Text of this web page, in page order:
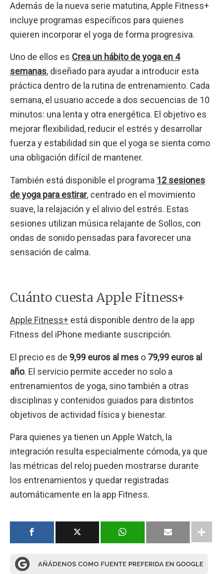
Además de la nueva serie matutina, Apple Fitness+
incluye programas específicos para quienes
quieren incorporar el yoga de forma progresiva.
Uno de ellos es Crea un hábito de yoga en 4
semanas, diseñado para ayudar a introducir esta
práctica dentro de la rutina de entrenamiento. Cada
semana, el usuario accede a dos secuencias de 10
minutos: una lenta y otra energética. El objetivo es
mejorar flexibilidad, reducir el estrés y desarrollar
fuerza y estabilidad sin que el yoga se sienta como
una obligación difícil de mantener.
También está disponible el programa 12 sesiones
de yoga para estirar, centrado en el movimiento
suave, la relajación y el alivio del estrés. Estas
sesiones utilizan música relajante de Sollos, con
ondas de sonido pensadas para favorecer una
sensación de calma.
Cuánto cuesta Apple Fitness+
Apple Fitness+ está disponible dentro de la app
Fitness del iPhone mediante suscripción.
El precio es de 9,99 euros al mes o 79,99 euros al
año. El servicio permite acceder no solo a
entrenamientos de yoga, sino también a otras
disciplinas y contenidos guiados para distintos
objetivos de actividad física y bienestar.
Para quienes ya tienen un Apple Watch, la
integración resulta especialmente cómoda, ya que
las métricas del reloj pueden mostrarse durante
los entrenamientos y quedar registradas
automáticamente en la app Fitness.